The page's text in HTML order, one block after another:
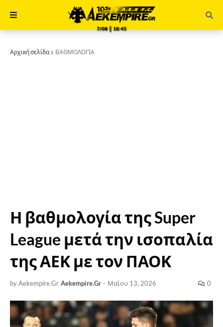
7/08 ║ 18:45
Αρχική σελίδα ΒΑΘΜΟΛΟΓΙΑ
Η βαθμολογία της Super
League μετά την ισοπαλία
της ΑΕΚ με τον ΠΑΟΚ
by Aekempire.Gr Aekempire.Gr - Μαΐου 13, 2026 0